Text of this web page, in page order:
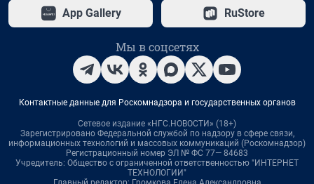
App Gallery RuStore
Мы в соцсетях
Контактные данные для Роскомнадзора и государственных органов
Сетевое издание «НГС.НОВОСТИ» (18+)
Зарегистрировано Федеральной службой по надзору в сфере связи,
информационных технологий и массовых коммуникаций (Роскомнадзор)
Регистрационный номер ЭЛ № ФС 77— 84683
Учредитель: Общество с ограниченной ответственностью "ИНТЕРНЕТ
ТЕХНОЛОГИИ"